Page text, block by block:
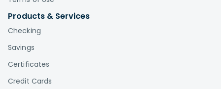
Products & Services
Checking
Savings
Certificates
Credit Cards